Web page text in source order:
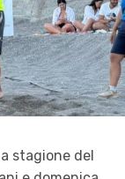
stagione del